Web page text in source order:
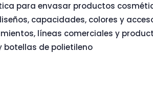
para envasar productos
capacidades, colores y
líneas comerciales y
botellas de polietileno